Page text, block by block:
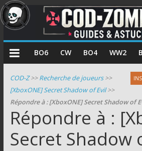
COD
Zombie
Guides
et
astuces
pour
le
BO6 CW BO4 WW2
COD-Z>>Recherche de joueurs>>
[XboxONE] Secret Shadow of Evil>>
Répondre à : [XboxONE] Secret Shadow of
Répondre à :
Secret Shadow